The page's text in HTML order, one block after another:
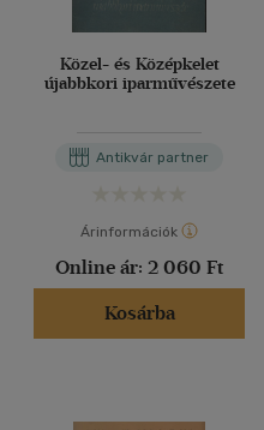
Közel- és Középkelet
újabbkori iparművészete
Antikvár partner
Árinformációk
Online ár: 2 060 Ft
Kosárba